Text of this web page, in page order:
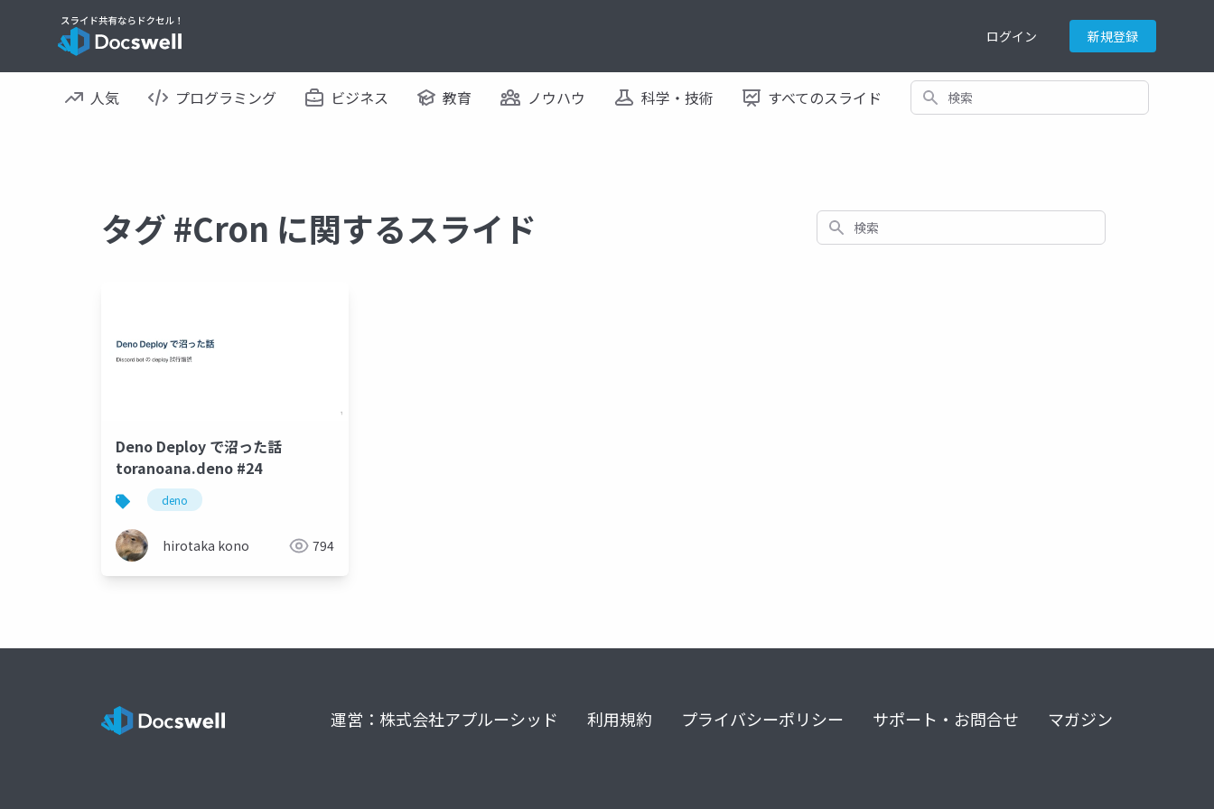
ログイン 新規登録
人気 プログラミング ビジネス 教育 ノウハウ 科学・技術 すべてのスライド 検索
タグ #Cron に関するスライド 検索
Deno Deploy で沼った話
toranoana.deno #24
deno
hirotaka kono 794
運営：株式会社アプルーシッド 利用規約 プライバシーポリシー サポート・お問合せ マガジン